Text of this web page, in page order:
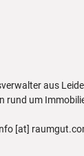
aus
rund um
[at]